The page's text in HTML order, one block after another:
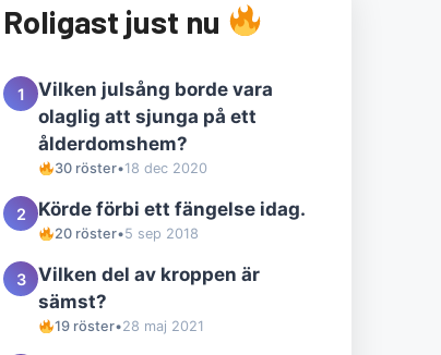
Roligast just nu
1
Vilken julsång borde vara
olaglig att sjunga på ett
ålderdomshem?
30 röster•18 dec 2020
2 Körde förbi ett fängelse idag.
20 röster•5 sep 2018
3
Vilken del av kroppen är
sämst?
19 röster•28 maj 2021